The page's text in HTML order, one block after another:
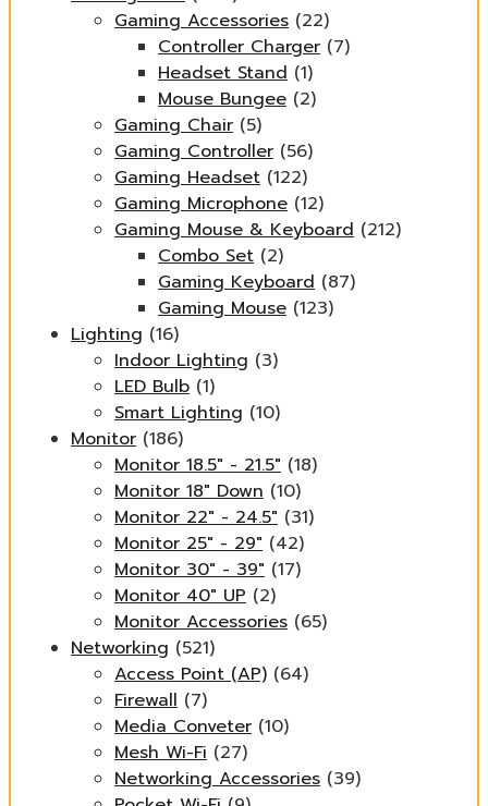
Gaming Accessories (22)
Controller Charger (7)
Headset Stand (1)
Mouse Bungee (2)
Gaming Chair (5)
Gaming Controller (56)
Gaming Headset (122)
Gaming Microphone (12)
Gaming Mouse & Keyboard (212)
Combo Set (2)
Gaming Keyboard (87)
Gaming Mouse (123)
Lighting (16)
Indoor Lighting (3)
LED Bulb (1)
Smart Lighting (10)
Monitor (186)
Monitor 18.5" - 21.5" (18)
Monitor 18" Down (10)
Monitor 22" - 24.5" (31)
Monitor 25" - 29" (42)
Monitor 30" - 39" (17)
Monitor 40" UP (2)
Monitor Accessories (65)
Networking (521)
Access Point (AP) (64)
Firewall (7)
Media Conveter (10)
Mesh Wi-Fi (27)
Networking Accessories (39)